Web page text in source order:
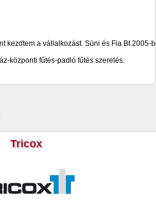
kezdtem a vállalkozást. Süni és Fia Bt 2005-
központi fűtés-padló fűtés szerelés.
Tricox